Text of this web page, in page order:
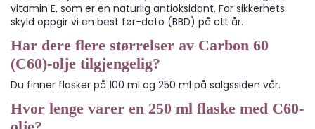
vitamin E, som er en naturlig antioksidant. For sikkerhets
skyld oppgir vi en best før-dato (BBD) på ett år.
Har dere flere størrelser av Carbon 60
(C60)-olje tilgjengelig?
Du finner flasker på 100 ml og 250 ml på salgssiden vår.
Hvor lenge varer en 250 ml flaske med C60-